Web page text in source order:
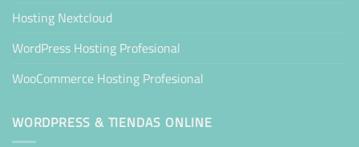
Hosting Nextcloud
WordPress Hosting Profesional
WooCommerce Hosting Profesional
WORDPRESS & TIENDAS ONLINE